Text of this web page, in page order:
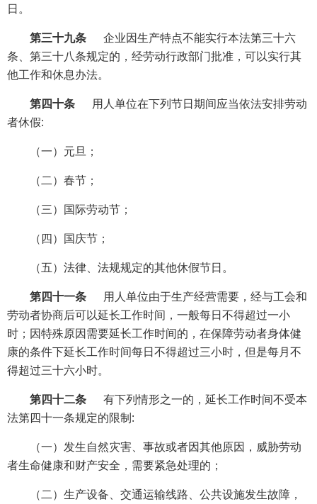
日。
第三十九条
企业因生产特点不能实行本法第三十六
条、第三十八条规定的，经劳动行政部门批准，可以实行其
他工作和休息办法。
第四十条
用人单位在下列节日期间应当依法安排劳动
者休假:
（一）元旦；
（二）春节；
（三）国际劳动节；
（四）国庆节；
（五）法律、法规规定的其他休假节日。
第四十一条
用人单位由于生产经营需要，经与工会和
劳动者协商后可以延长工作时间，一般每日不得超过一小
时；因特殊原因需要延长工作时间的，在保障劳动者身体健
康的条件下延长工作时间每日不得超过三小时，但是每月不
得超过三十六小时。
第四十二条
有下列情形之一的，延长工作时间不受本
法第四十一条规定的限制:
（一）发生自然灾害、事故或者因其他原因，威胁劳动
者生命健康和财产安全，需要紧急处理的；
（二）生产设备、交通运输线路、公共设施发生故障，